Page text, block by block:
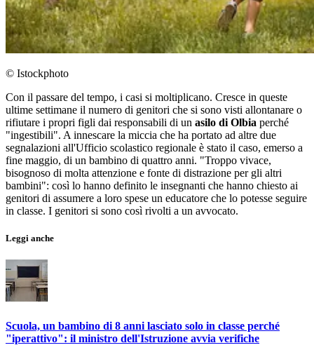
© Istockphoto
Con il passare del tempo, i casi si moltiplicano. Cresce in queste
ultime settimane il numero di genitori che si sono visti allontanare o
rifiutare i propri figli dai responsabili di un asilo di Olbia perché
"ingestibili". A innescare la miccia che ha portato ad altre due
segnalazioni all'Ufficio scolastico regionale è stato il caso, emerso a
fine maggio, di un bambino di quattro anni. "Troppo vivace,
bisognoso di molta attenzione e fonte di distrazione per gli altri
bambini": così lo hanno definito le insegnanti che hanno chiesto ai
genitori di assumere a loro spese un educatore che lo potesse seguire
in classe. I genitori si sono così rivolti a un avvocato.
Leggi anche
Scuola, un bambino di 8 anni lasciato solo in classe perché
"iperattivo": il ministro dell'Istruzione avvia verifiche